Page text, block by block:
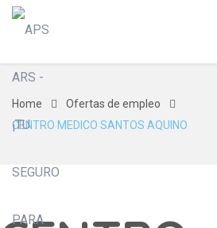
Home
Ofertas de empleo
CENTRO MEDICO SANTOS AQUINO